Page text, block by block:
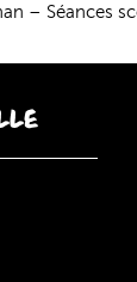
– Séances